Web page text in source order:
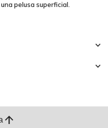
pelusa superficial.
arrow_upward